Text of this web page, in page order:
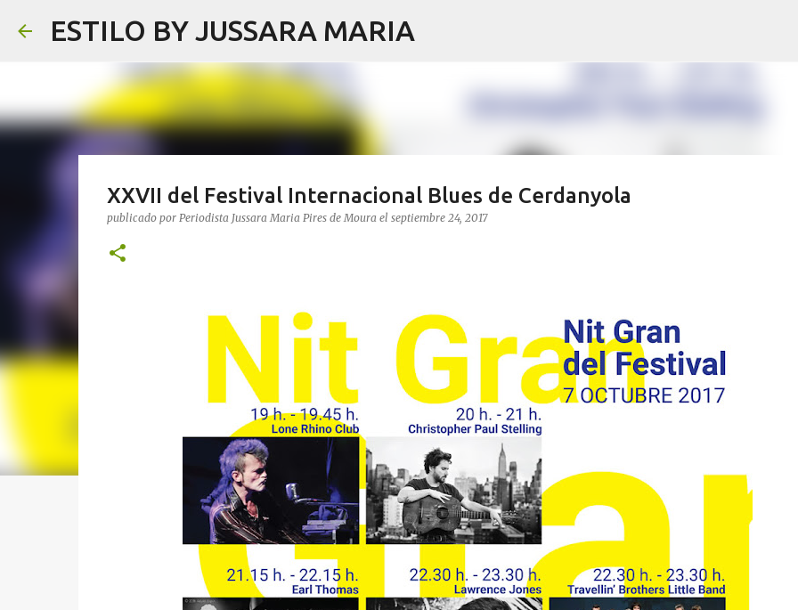
ESTILO BY JUSSARA MARIA
XXVII del Festival Internacional Blues de Cerdanyola
publicado por Periodista Jussara Maria Pires de Moura el septiembre 24, 2017